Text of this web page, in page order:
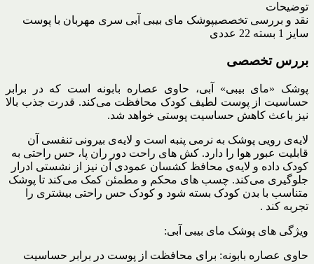
توضیحات
نقد و بررسی تخصصیپوشک مای بیبی آبی سری مهربان با پوست
سایز 1 بسته 22 عددی
بررس تخصصی
پوشک «مای بیبی» آبی، حاوی عصاره بابونه است که در برابر
حساسیت از پوست لطیف کودک محافظت می‌کند. قدرت جذب بالا
نیز باعث کاهش حساسیت پوستی خواهد شد.
لایه‌ی رویی پوشک به نرمی پنبه است و لایه‌ی بیرونی تنفسی آن
قابلیت عبور هوا را دارد. کش های راحت دور ران پا، حس راحتی به
کودک داده و لایه‌ی محافظ کشسان عمودی آن نیز از نشستی ادرار
جلوگیری می‌کند. چسب های محکم و مطمئن کمک می‌کند تا پوشک
متناسب با بدن کودک بسته شود و کودک حس راحتی بیشتری را
تجربه کند .
ویژگی های پوشک مای بیبی آبی:
حاوی عصاره بابونه: برای محافظت از پوست در برابر حساسیت